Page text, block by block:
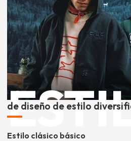
de diseño de estilo
Estilo clásico básico